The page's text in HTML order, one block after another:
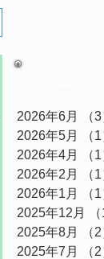
2026年6月 （3
2026年5月
（1
2026年4月
（1
2026年2月
（1
2026年1月
（1
2025年12月
2025年8月
（2
2025年7月
（2